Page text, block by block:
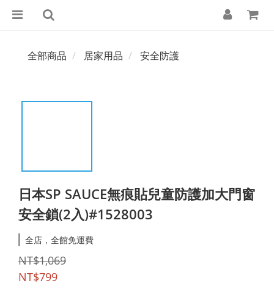
全部商品 居家用品 安全防護
日本SP SAUCE無痕貼兒童防護加大門窗
安全鎖(2入)#1528003
全店，全館免運費
NT$1,069
NT$799